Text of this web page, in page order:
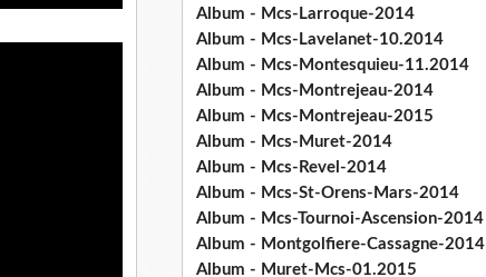
Album - Mcs-Larroque-2014
Album - Mcs-Lavelanet-10.2014
Album - Mcs-Montesquieu-11.2014
Album - Mcs-Montrejeau-2014
Album - Mcs-Montrejeau-2015
Album - Mcs-Muret-2014
Album - Mcs-Revel-2014
Album - Mcs-St-Orens-Mars-2014
Album - Mcs-Tournoi-Ascension-2014
Album - Montgolfiere-Cassagne-2014
Album - Muret-Mcs-01.2015